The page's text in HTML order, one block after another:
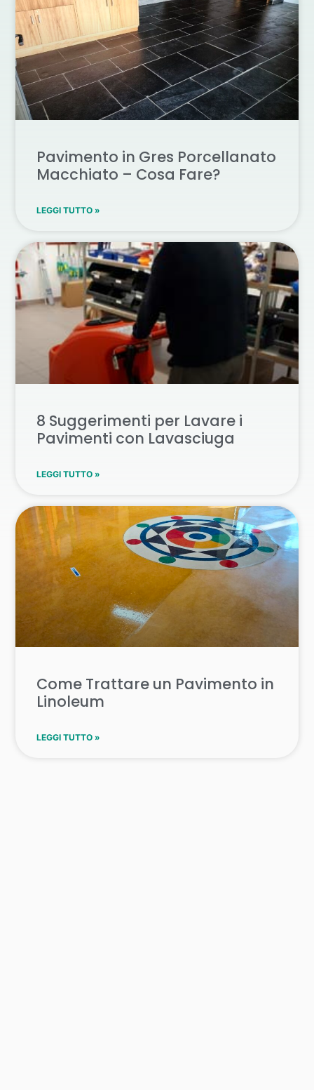
Pavimento in Gres Porcellanato
Macchiato – Cosa Fare?
LEGGI TUTTO »
8 Suggerimenti per Lavare i
Pavimenti con Lavasciuga
LEGGI TUTTO »
Come Trattare un Pavimento in
Linoleum
LEGGI TUTTO »